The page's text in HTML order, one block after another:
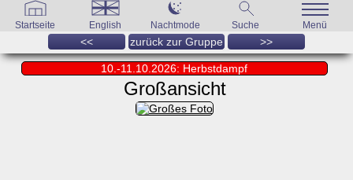
Startseite English Nachtmode Suche Menü
<< zurück zur Gruppe >>
10.-11.10.2026: Herbstdampf
Großansicht